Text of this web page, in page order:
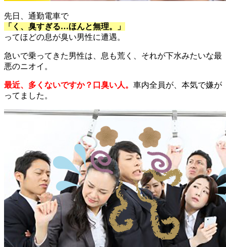
先日、通勤電車で
「く、臭すぎる…ほんと無理。」
ってほどの息が臭い男性に遭遇。
急いで乗ってきた男性は、息も荒く、それが下水みたいな最
悪のニオイ。
最近、多くないですか？口臭い人。 車内全員が、本気で嫌が
ってました。